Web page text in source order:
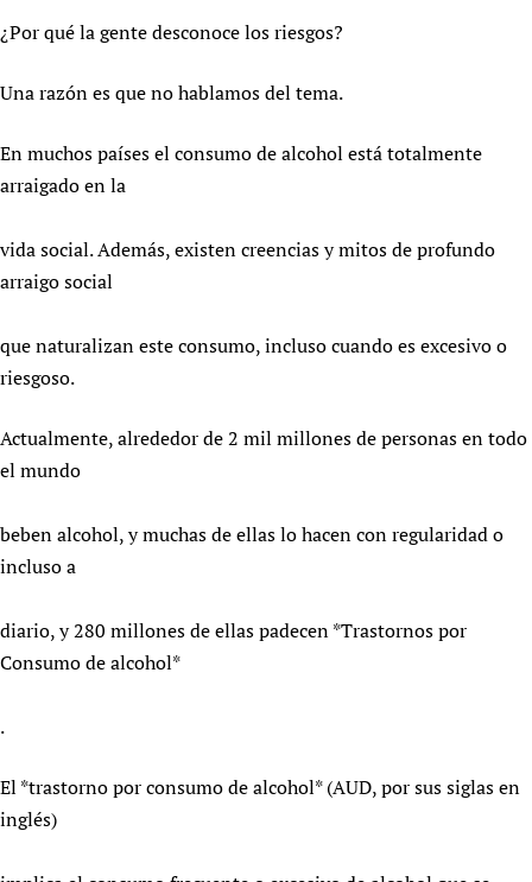
¿Por qué la gente desconoce los riesgos?
Una razón es que no hablamos del tema.
En muchos países el consumo de alcohol está totalmente
arraigado en la
vida social. Además, existen creencias y mitos de profundo
arraigo social
que naturalizan este consumo, incluso cuando es excesivo o
riesgoso.
Actualmente, alrededor de 2 mil millones de personas en todo
el mundo
beben alcohol, y muchas de ellas lo hacen con regularidad o
incluso a
diario, y 280 millones de ellas padecen *Trastornos por
Consumo de alcohol*
.
El *trastorno por consumo de alcohol* (AUD, por sus siglas en
inglés)